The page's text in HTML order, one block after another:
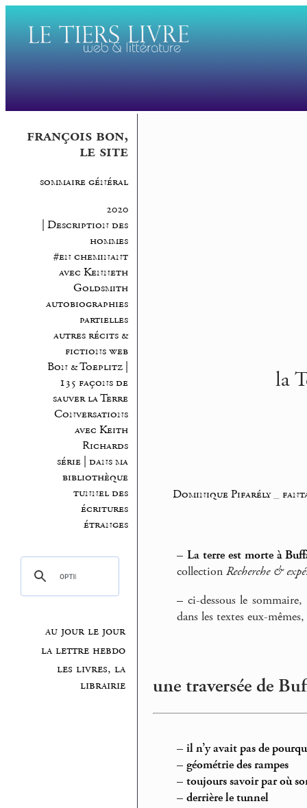
françois bon,
le site
sommaire général
2020
| Description des
hommes
#en cheminant
avec Kenneth
Goldsmith
autobiographies
partielles
autres récits &
fictions web
Bon & Toeplitz |
135 façons de
sauver la Terre
Conversations
avec Keith
Richards
série | dans ma
bibliothèque
tunnel des
écritures
étranges
au jour le jour
la lettre hebdo
les livres, la
librairie
la
Dominique Pifarély_
– La terre est morte à
collection Recherche &
– ci-dessous le
dans les textes eux-
une traversée de
– il n’y avait pas de
– géométrie des rampes
– toujours savoir par où
– derrière le tunnel